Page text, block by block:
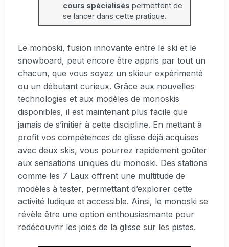
cours spécialisés permettent de
se lancer dans cette pratique.
Le monoski, fusion innovante entre le ski et le
snowboard, peut encore être appris par tout un
chacun, que vous soyez un skieur expérimenté
ou un débutant curieux. Grâce aux nouvelles
technologies et aux modèles de monoskis
disponibles, il est maintenant plus facile que
jamais de s’initier à cette discipline. En mettant à
profit vos compétences de glisse déjà acquises
avec deux skis, vous pourrez rapidement goûter
aux sensations uniques du monoski. Des stations
comme les 7 Laux offrent une multitude de
modèles à tester, permettant d’explorer cette
activité ludique et accessible. Ainsi, le monoski se
révèle être une option enthousiasmante pour
redécouvrir les joies de la glisse sur les pistes.